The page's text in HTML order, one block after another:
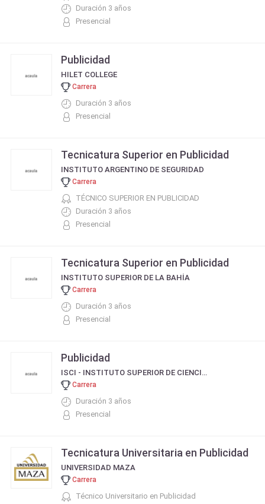
Duración 3 años
Presencial
Publicidad
HILET COLLEGE
Carrera
Duración 3 años
Presencial
Tecnicatura Superior en Publicidad
INSTITUTO ARGENTINO DE SEGURIDAD
Carrera
TÉCNICO SUPERIOR EN PUBLICIDAD
Duración 3 años
Presencial
Tecnicatura Superior en Publicidad
INSTITUTO SUPERIOR DE LA BAHÍA
Carrera
Duración 3 años
Presencial
Publicidad
ISCI - INSTITUTO SUPERIOR DE CIENCIAS - ANEXO LA PLATA
Carrera
Duración 3 años
Presencial
Tecnicatura Universitaria en Publicidad
UNIVERSIDAD MAZA
Carrera
Técnico Universitario en Publicidad